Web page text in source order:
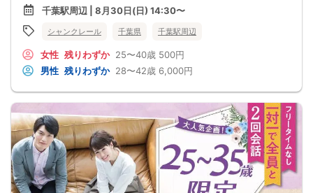
千葉駅周辺 | 8月30日(日) 14:30〜
シャンクレール 千葉県 千葉駅周辺
女性 残りわずか 25〜40歳 500円
男性 残りわずか 28〜42歳 6,000円